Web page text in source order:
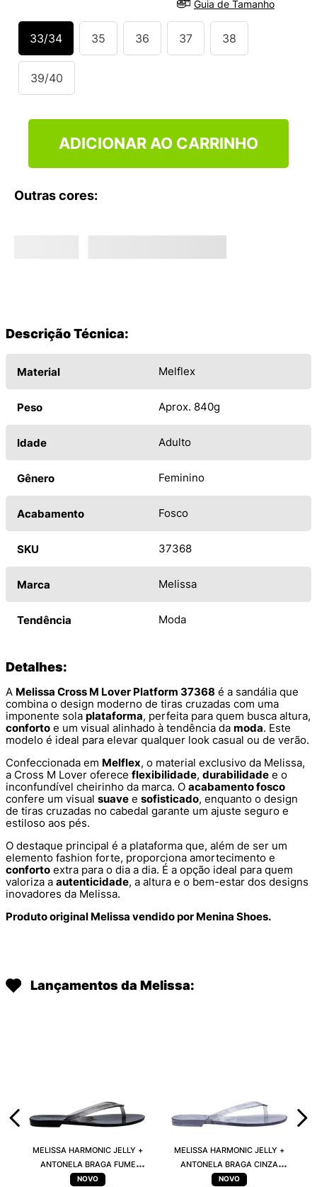
Guia de Tamanho
33/34 35 36 37 38
39/40
ADICIONAR AO CARRINHO
Outras cores:
Descrição Técnica:
Material Melflex
Peso Aprox. 840g
Idade Adulto
Gênero Feminino
Acabamento Fosco
SKU 37368
Marca Melissa
Tendência Moda
Detalhes:
A Melissa Cross M Lover Platform 37368 é a sandália que
combina o design moderno de tiras cruzadas com uma
imponente sola plataforma, perfeita para quem busca altura,
conforto e um visual alinhado à tendência da moda. Este
modelo é ideal para elevar qualquer look casual ou de verão.
Confeccionada em Melflex, o material exclusivo da Melissa,
a Cross M Lover oferece flexibilidade, durabilidade e o
inconfundível cheirinho da marca. O acabamento fosco
confere um visual suave e sofisticado, enquanto o design
de tiras cruzadas no cabedal garante um ajuste seguro e
estiloso aos pés.
O destaque principal é a plataforma que, além de ser um
elemento fashion forte, proporciona amortecimento e
conforto extra para o dia a dia. É a opção ideal para quem
valoriza a autenticidade, a altura e o bem-estar dos designs
inovadores da Melissa.
Produto original Melissa vendido por Menina Shoes.
Lançamentos da Melissa:
MELISSA HARMONIC JELLY +
ANTONELA BRAGA FUME
TRANSPARENTE 38263
MELISSA HARMONIC JELLY +
ANTONELA BRAGA CINZA
TRANSPARENTE 38263
10º NEW 530